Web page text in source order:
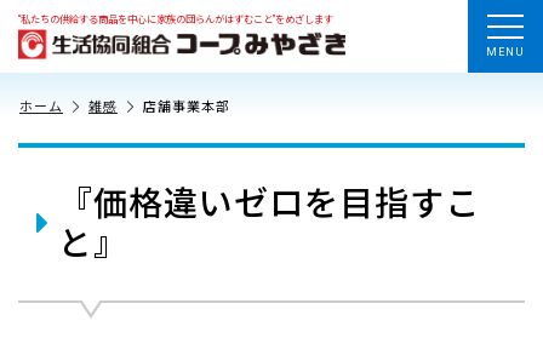
“私たちの供給する商品を中心に家族の団らんがはずむこと”をめざします
MENU
ホーム 雑感 店舗事業本部
『価格違いゼロを目指すこ
と』